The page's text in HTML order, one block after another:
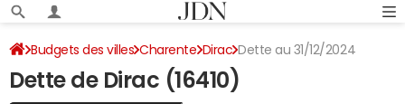
Budgets des villes Charente Dirac Dette au 31/12/2024
Dette de Dirac (16410)